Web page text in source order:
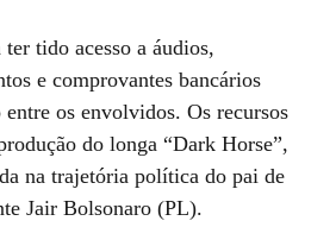
tido acesso a áudios,
e comprovantes bancários
os envolvidos. Os recursos
do longa “Dark Horse”,
na trajetória política do pai de
Jair Bolsonaro (PL).